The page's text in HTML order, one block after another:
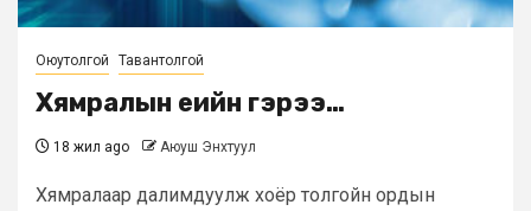
Оюутолгой Тавантолгой
Хямралын үеийн гэрээ…
18 жил ago Аюуш Энхтуул
Хямралаар далимдуулж хоёр толгойн ордын